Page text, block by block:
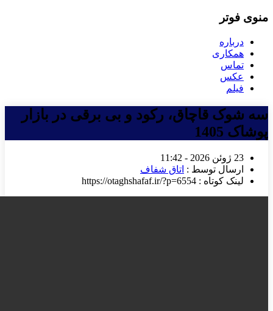
منوی فوتر
درباره
همکاری
تماس
عکس
فیلم
سه شوک قاچاق، رکود و بی برقی در بازار
پوشاک 1405
23 ژوئن 2026 - 11:42
ارسال توسط : اتاق شفاف
لینک کوتاه : https://otaghshafaf.ir/?p=6554